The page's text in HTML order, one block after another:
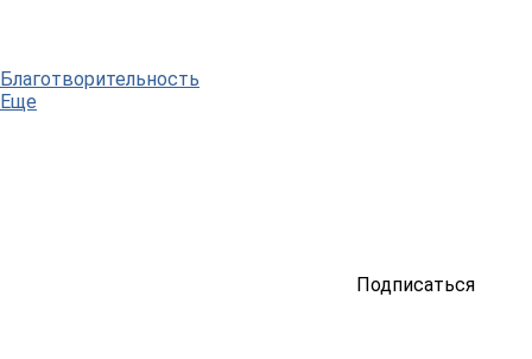
Благотворительность
Еще
Подписаться